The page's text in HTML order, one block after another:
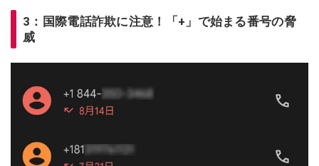
3：国際電話詐欺に注意！「+」で始まる番号の脅
威